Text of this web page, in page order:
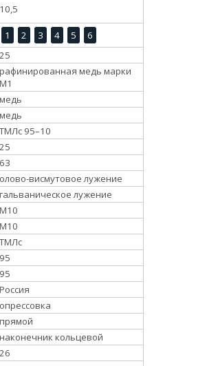
10,5
1 2 3 4 5
6
25
рафинированная медь марки
М1
медь
медь
ТМЛс 95–10
25
63
олово-висмутовое лужение
гальваническое лужение
М10
М10
ТМЛс
95
95
Россия
опрессовка
прямой
наконечник кольцевой
26